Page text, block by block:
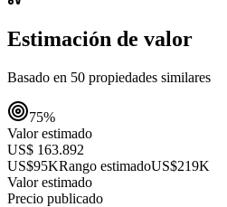
Estimación de valor
Basado en 50 propiedades similares
75%
Valor estimado
US$ 163.892
US$95KRango estimadoUS$219K
Valor estimado
Precio publicado